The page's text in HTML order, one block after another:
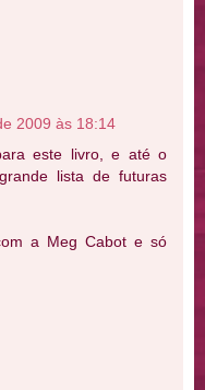
2009 às 18:14
este livro, e até o
lista de futuras
a Meg Cabot e só